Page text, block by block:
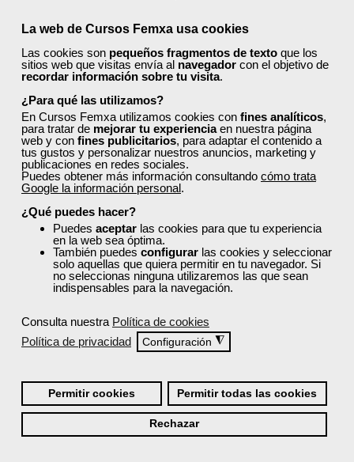
La web de Cursos Femxa usa cookies
Las cookies son pequeños fragmentos de texto que los
sitios web que visitas envía al navegador con el objetivo de
recordar información sobre tu visita.
¿Para qué las utilizamos?
En Cursos Femxa utilizamos cookies con fines analíticos,
para tratar de mejorar tu experienciaen nuestra página
web y con fines publicitarios, para adaptar el contenido a
tus gustos y personalizar nuestros anuncios, marketing y
publicaciones en redes sociales.
Puedes obtener más información consultando cómo trata
Google la información personal.
¿Qué puedes hacer?
Puedes aceptar las cookies para que tu experiencia
en la web sea óptima.
También puedes configurar las cookies y seleccionar
solo aquellas que quiera permitir en tu navegador. Si
no seleccionas ninguna utilizaremos las que sean
indispensables para la navegación.
Consulta nuestra Política de cookies
Política de privacidad
Configuración ◮
Permitir cookies Permitir todas las cookies
Rechazar
Comentarios (0)
Preguntas frecuentes sobre la
formación de Femxa
Resolvemos las dudas más habituales sobre nuestra
formación, metodología, equipo docente y ventajas
para el alumnado.
¿Qué nos hace diferentes de la
competencia?
¿Por qué solicitar plaza en Femxa cuando se
puede hacer directamente desde el SEPE?